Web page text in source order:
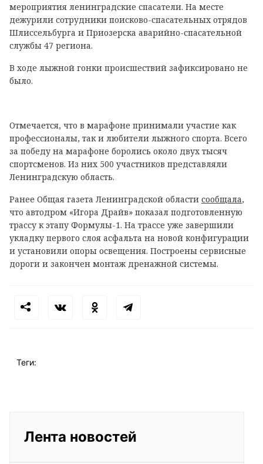
мероприятия ленинградские спасатели. На месте
дежурили сотрудники поисково-спасательных отрядов
Шлиссельбурга и Приозерска аварийно-спасательной
службы 47 региона.
В ходе лыжной гонки происшествий зафиксировано не
было.
Отмечается, что в марафоне принимали участие как
профессионалы, так и любители лыжного спорта. Всего
за победу на марафоне боролись около двух тысяч
спортсменов. Из них 500 участников представляли
Ленинградскую область.
Ранее Общая газета Ленинградской области сообщала,
что автодром «Игора Драйв» показал подготовленную
трассу к этапу Формулы-1. На трассе уже завершили
укладку первого слоя асфальта на новой конфигурации
и установили опоры освещения. Построены сервисные
дороги и закончен монтаж дренажной системы.
Теги:
Лента новостей